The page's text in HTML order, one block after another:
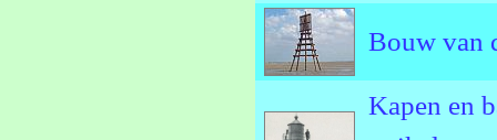
Bouw van
Kapen en